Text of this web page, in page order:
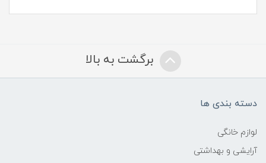
برگشت به بالا
دسته بندی ها
لوازم خانگی
آرایشی و بهداشتی